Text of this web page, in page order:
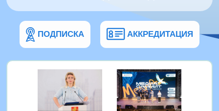
ПОДПИСКА АККРЕДИТАЦИЯ